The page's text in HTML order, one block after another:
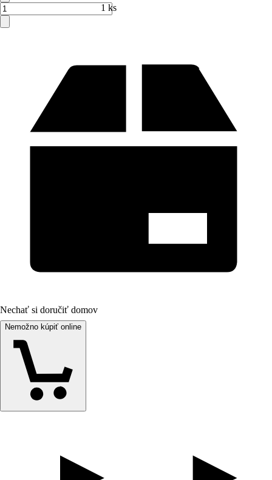
1 ks
Nechať si doručiť domov
Nemožno kúpiť online